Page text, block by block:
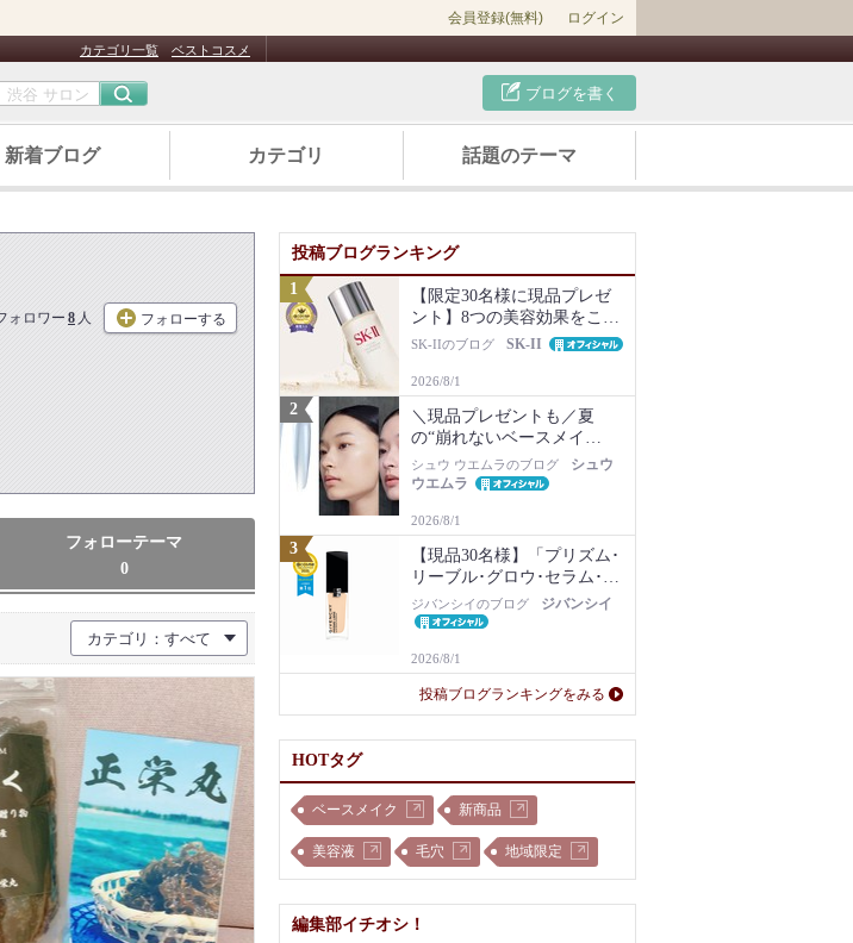
会員登録(無料) ログイン
カテゴリ一覧 ベストコスメ
ブログを書く
新着ブログ カテゴリ 話題のテーマ
ォロワー 8 人 フォローする
フォローテーマ
0
カテゴリ：すべて
投稿ブログランキング
【限定30名様に現品プレゼ
ント】8つの美容効果をこの
1本で【新美容液キット再販
SK-IIのブログ SK-II
2026/8/1
＼現品プレゼントも／夏
の“崩れないベースメイ
ク”は名品化粧下地から！毛
穴・ベタつき・乾燥知らず
シュウ ウエムラのブログ
シュウ
ウエムラ
2026/8/1
【現品30名様】「プリズム･
リーブル･グロウ･セラム･フ
ァンデーション」1N現品を
プレゼント！
ジバンシイのブログ ジバンシイ
2026/8/1
投稿ブログランキングをみる
HOTタグ
ベースメイク 新商品
美容液 毛穴 地域限定
編集部イチオシ！